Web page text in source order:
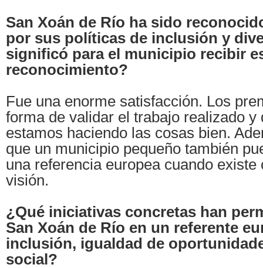
San Xoán de Río ha sido
por sus políticas de inclusión y
significó para el municipio recibir
reconocimiento?
Fue una enorme satisfacción. Los
forma de validar el trabajo realizado y
estamos haciendo las cosas bien.
que un municipio pequeño también
una referencia europea cuando existe
visión.
¿Qué iniciativas concretas han
San Xoán de Río en un referente
inclusión, igualdad de
social?